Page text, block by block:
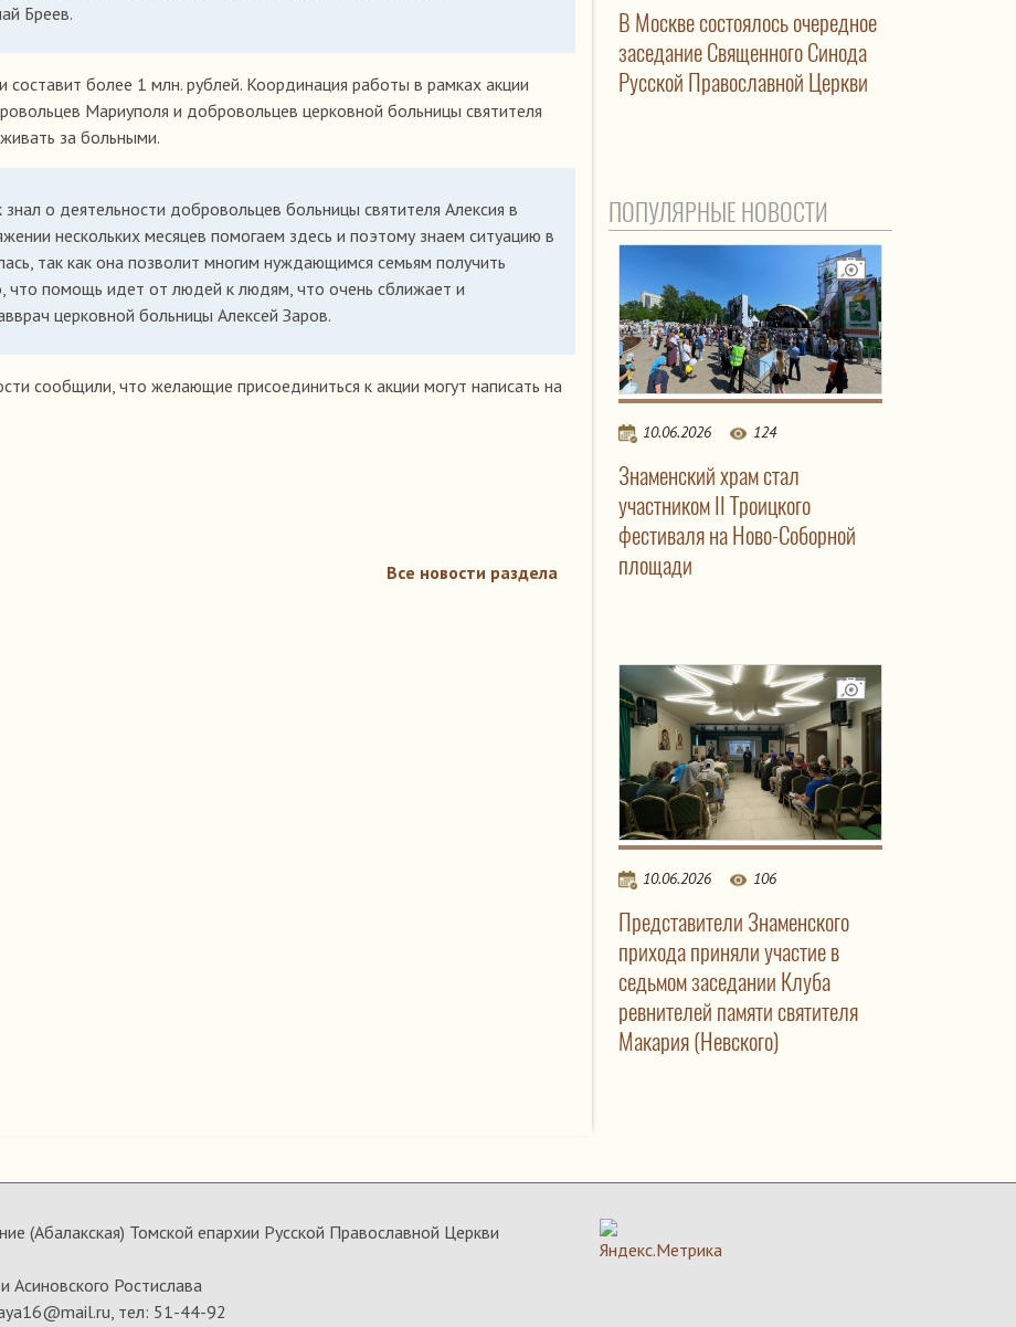
Бреев.
более 1 млн. рублей. Координация работы в рамках акции
Мариуполя и добровольцев церковной больницы святителя
за больными.
о деятельности добровольцев больницы святителя Алексия в
нескольких месяцев помогаем здесь и поэтому знаем ситуацию в
так как она позволит многим нуждающимся семьям получить
помощь идет от людей к людям, что очень сближает и
церковной больницы Алексей Заров.
сообщили, что желающие присоединиться к акции могут написать на
Все новости раздела
В Москве состоялось очередное
заседание Священного Синода
Русской Православной Церкви
ПОПУЛЯРНЫЕ НОВОСТИ
10.06.2026 124
Знаменский храм стал
участником II Троицкого
фестиваля на Ново-Соборной
площади
10.06.2026 106
Представители Знаменского
прихода приняли участие в
седьмом заседании Клуба
ревнителей памяти святителя
Макария (Невского)
(Абалакская) Томской епархии Русской Православной Церкви
Асиновского Ростислава
тел: 51-44-92